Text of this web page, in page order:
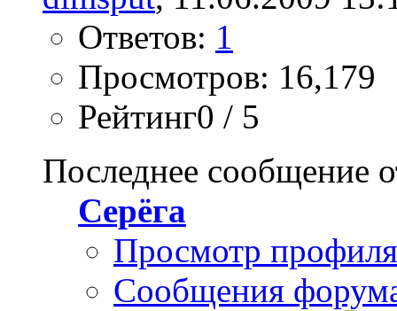
Ответов: 1
Просмотров: 16,179
Рейтинг0 / 5
Последнее сообщение
Серёга
Просмотр профиля
Сообщения